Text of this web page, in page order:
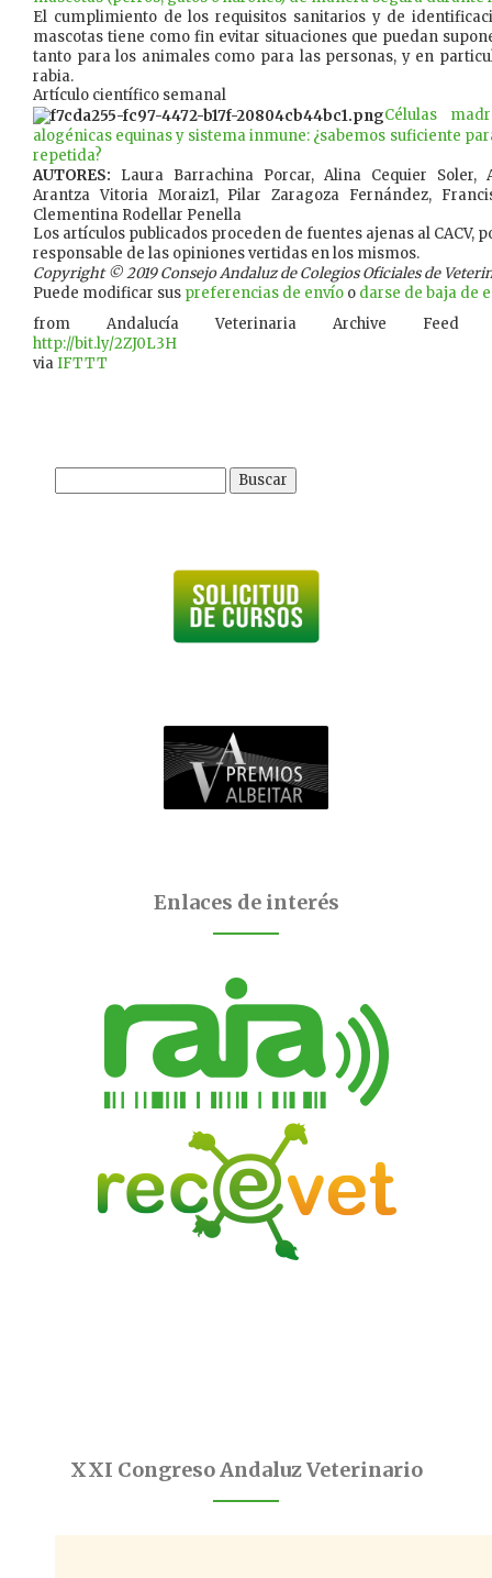
El cumplimiento de los requisitos sanitarios y de
mascotas tiene como fin evitar situaciones que puedan
tanto para los animales como para las personas, y en
rabia.
Artículo científico semanal
Células
alogénicas equinas y sistema inmune: ¿sabemos suficiente
repetida?
AUTORES: Laura Barrachina Porcar, Alina Cequier Soler,
Arantza Vitoria Moraiz1, Pilar Zaragoza Fernández,
Clementina Rodellar Penella
Los artículos publicados proceden de fuentes ajenas al CACV,
responsable de las opiniones vertidas en los mismos.
Copyright © 2019 Consejo Andaluz de Colegios Oficiales de
Puede modificar sus preferencias de envío o darse de baja de
from Andalucía Veterinaria Archive Feed
http://bit.ly/2ZJ0L3H
viaIFTTT
Buscar:
Enlaces de interés
XXI Congreso Andaluz Veterinario